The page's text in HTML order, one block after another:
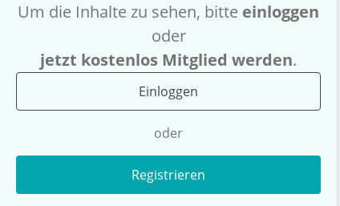
Um die Inhalte zu sehen, bitte einloggen
oder
jetzt kostenlos Mitglied werden.
Einloggen
oder
Registrieren